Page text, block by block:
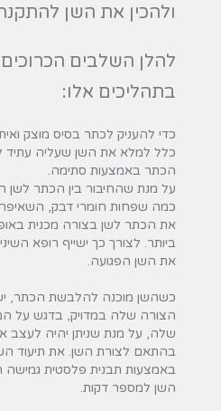
ולהכין את השן
להלן השלבים הכרוכים
בתהליכים אלו:
כדי להעניק לכתר בסיס מוצק
כלל למלא את השן שעליה עתיד
הכתר באמצעות סתימה.
על מנת שהחיבור בין הכתר לשן
כמה שפחות חומרי דבק,
את הכתר לשן בצורה מכנית
ביותר. לצורך כך ישייף רופא
את השן הפגועה.
כשהשן מוכנה להלבשת הכתר,
הצורה שלה במדויק, בדגש על
שלה, על מנת שניתן יהיה לעצב
בהתאם לצורת השן. את תיעוד
באמצעות תבנית פלסטית גמישה
השן למספר דקות.